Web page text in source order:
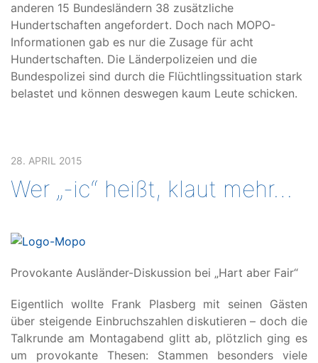
anderen 15 Bundesländern 38 zusätzliche
Hundertschaften angefordert. Doch nach MOPO-
Informationen gab es nur die Zusage für acht
Hundertschaften. Die Länderpolizeien und die
Bundespolizei sind durch die Flüchtlingssituation stark
belastet und können deswegen kaum Leute schicken.
28. APRIL 2015
Wer „-ic“ heißt, klaut mehr…
Provokante Ausländer-Diskussion bei „Hart aber Fair“
Eigentlich wollte Frank Plasberg mit seinen Gästen
über steigende Einbruchszahlen diskutieren – doch die
Talkrunde am Montagabend glitt ab, plötzlich ging es
um provokante Thesen: Stammen besonders viele